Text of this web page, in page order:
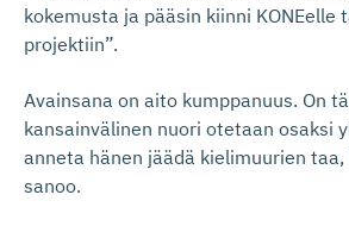
kokemusta ja pääsin kiinni KONEelle
projektiin”.
Avainsana on aito kumppanuus. On
kansainvälinen nuori otetaan osaksi
anneta hänen jäädä kielimuurien
sanoo.